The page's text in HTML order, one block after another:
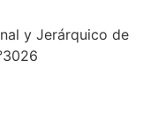
y Jerárquico de